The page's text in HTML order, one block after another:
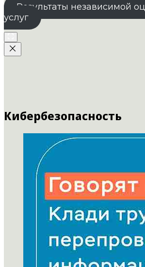
Результаты независимой
услуг
Кибербезопасность